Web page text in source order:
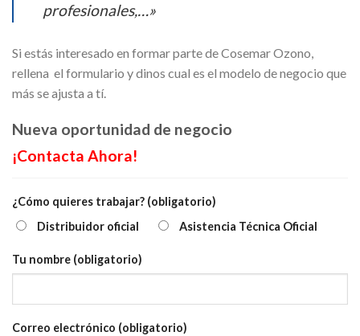
profesionales,…»
Si estás interesado en formar parte de Cosemar Ozono,
rellena el formulario y dinos cual es el modelo de negocio que
más se ajusta a tí.
Nueva oportunidad de negocio
¡Contacta Ahora!
¿Cómo quieres trabajar? (obligatorio)
Distribuidor oficial
Asistencia Técnica Oficial
Tu nombre (obligatorio)
Correo electrónico (obligatorio)